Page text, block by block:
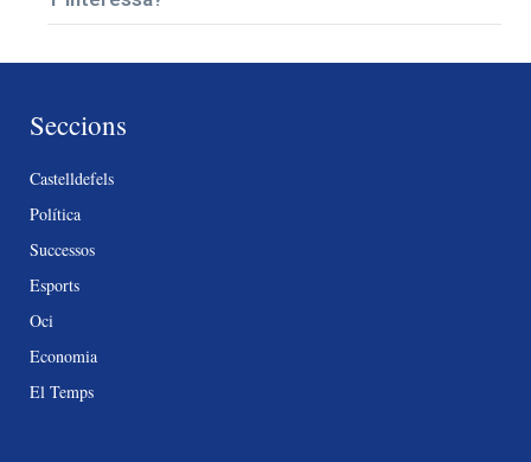
Seccions
Castelldefels
Política
Successos
Esports
Oci
Economia
El Temps